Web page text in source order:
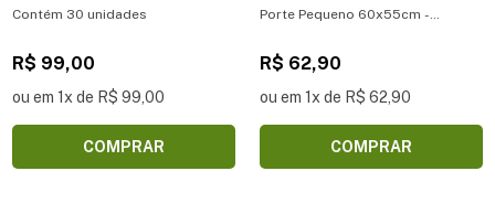
Contém 30 unidades
R$ 99,00
ou em 1x de R$ 99,00
COMPRAR
Porte Pequeno 60x55cm -
R$ 62,90
ou em 1x de R$ 62,90
COMPRAR